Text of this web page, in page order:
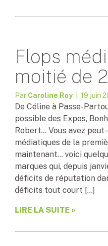
Flops
moitié de
Par Caroline Roy | 19 juin
De Céline à Passe-
possible des Expos,
Robert… Vous avez
médiatiques de la
maintenant… voici
marques qui, depuis
déficits de réputation
déficits tout court […]
LIRE LA SUITE »